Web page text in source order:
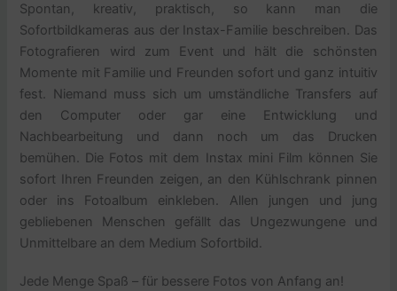
Spontan, kreativ, praktisch, so kann man die
Sofortbildkameras aus der Instax-Familie beschreiben. Das
Fotografieren wird zum Event und hält die schönsten
Momente mit Familie und Freunden sofort und ganz intuitiv
fest. Niemand muss sich um umständliche Transfers auf
den Computer oder gar eine Entwicklung und
Nachbearbeitung und dann noch um das Drucken
bemühen. Die Fotos mit dem Instax mini Film können Sie
sofort Ihren Freunden zeigen, an den Kühlschrank pinnen
oder ins Fotoalbum einkleben. Allen jungen und jung
gebliebenen Menschen gefällt das Ungezwungene und
Unmittelbare an dem Medium Sofortbild.
Jede Menge Spaß – für bessere Fotos von Anfang an!